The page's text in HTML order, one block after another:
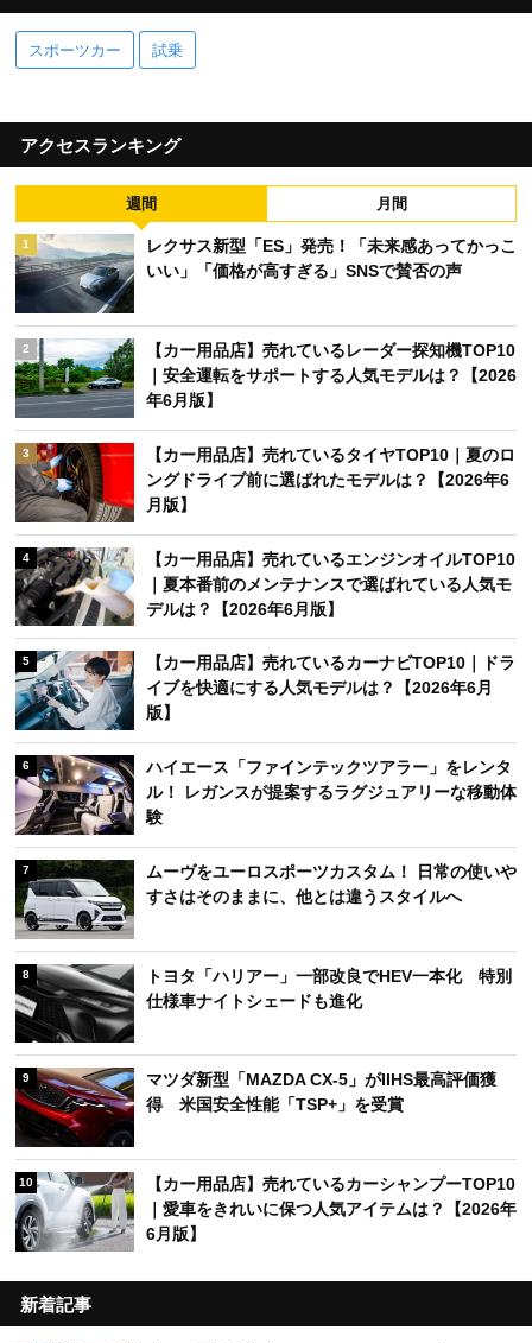
スポーツカー 試乗
アクセスランキング
週間 月間
1
レクサス新型「ES」発売！「未来感あってかっこ
いい」「価格が高すぎる」SNSで賛否の声
2
【カー用品店】売れているレーダー探知機TOP10
｜安全運転をサポートする人気モデルは？【2026
年6月版】
3
【カー用品店】売れているタイヤTOP10｜夏のロ
ングドライブ前に選ばれたモデルは？【2026年6
月版】
4
【カー用品店】売れているエンジンオイルTOP10
｜夏本番前のメンテナンスで選ばれている人気モ
デルは？【2026年6月版】
5
【カー用品店】売れているカーナビTOP10｜ドラ
イブを快適にする人気モデルは？【2026年6月
版】
6
ハイエース「ファインテックツアラー」をレンタ
ル！ レガンスが提案するラグジュアリーな移動体
験
7
ムーヴをユーロスポーツカスタム！ 日常の使いや
すさはそのままに、他とは違うスタイルへ
8
トヨタ「ハリアー」一部改良でHEV一本化 特別
仕様車ナイトシェードも進化
9
マツダ新型「MAZDA CX-5」がIIHS最高評価獲
得 米国安全性能「TSP+」を受賞
10
【カー用品店】売れているカーシャンプーTOP10
｜愛車をきれいに保つ人気アイテムは？【2026年
6月版】
新着記事